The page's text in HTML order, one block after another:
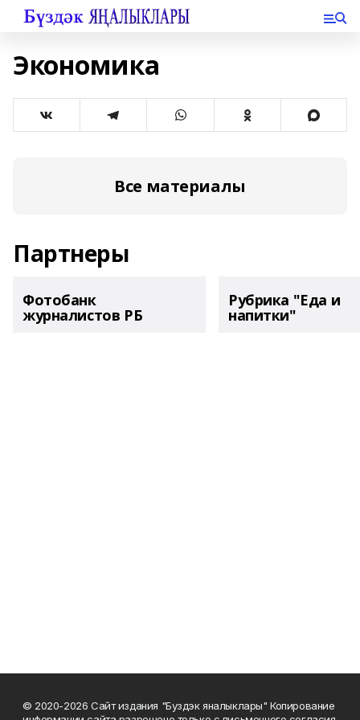
Экономика
Все материалы
Партнеры
Фотобанк
журналистов РБ
Рубрика "Еда и
напитки"
© 2020-2026 Сайт издания "Буздэк яналыклары" Копирование